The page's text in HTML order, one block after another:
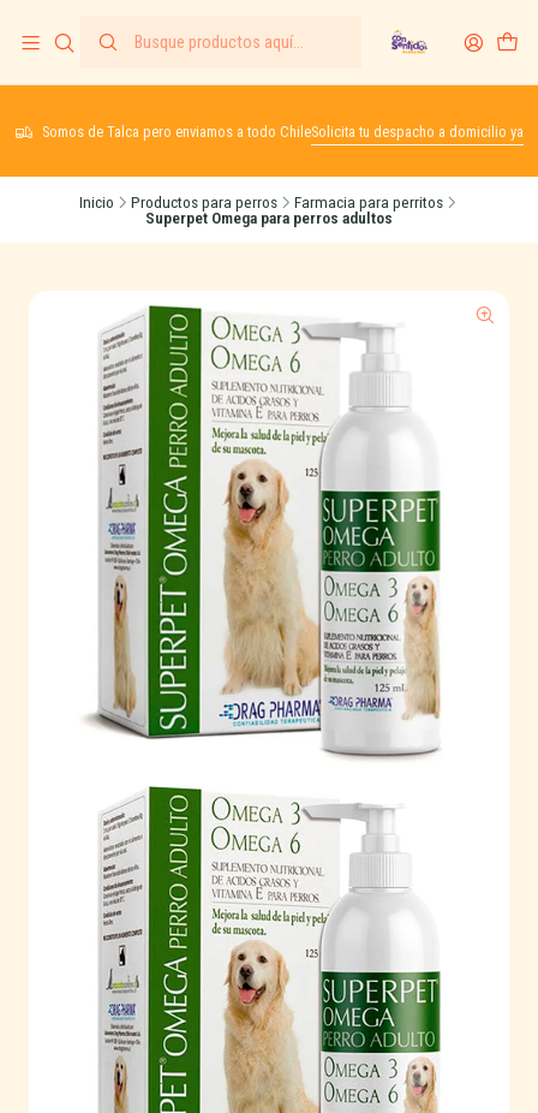
Somos de Talca pero enviamos a todo ChileSolicita tu despacho a domicilio ya
Inicio Productos para perros
Farmacia para perritos
Superpet Omega para perros adultos